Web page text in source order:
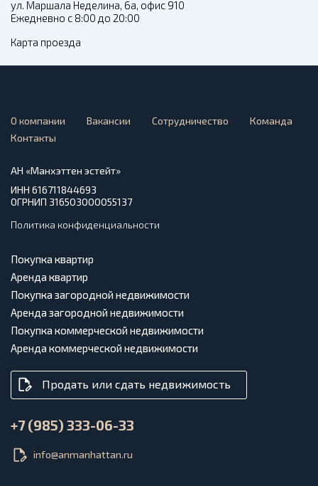
ул. Маршала Неделина, 6а, офис 910
Ежедневно с 8:00 до 20:00
Карта проезда
О компании Вакансии Сотрудничество
Команда
Контакты
АН «Манхэттен эстейт»
ИНН 616711844693
ОГРНИП 316503000055137
Политика конфиденциальности
Покупка квартир
Аренда квартир
Покупка загородной недвижимости
Аренда загородной недвижимости
Покупка коммерческой недвижимости
Аренда коммерческой недвижимости
Продать или сдать недвижимость
+7 (985) 333-06-33
info@anmanhattan.ru